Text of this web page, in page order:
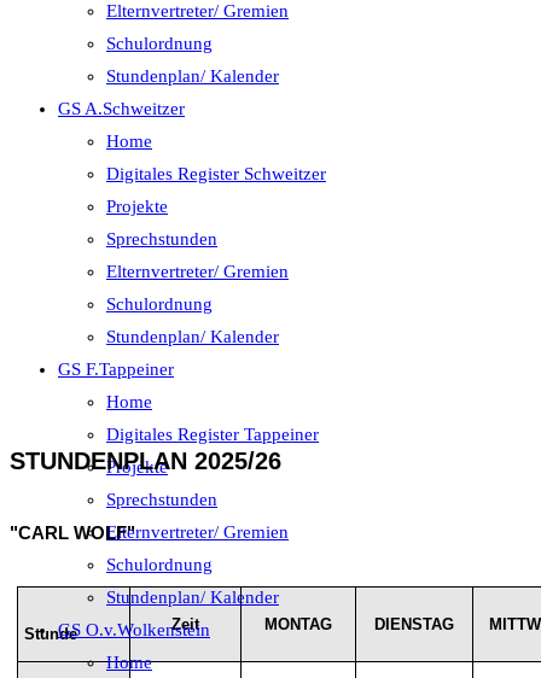
Elternvertreter/ Gremien
Schulordnung
Stundenplan/ Kalender
GS A.Schweitzer
Home
Digitales Register Schweitzer
Projekte
Sprechstunden
Elternvertreter/ Gremien
Schulordnung
Stundenplan/ Kalender
GS F.Tappeiner
Home
Digitales Register Tappeiner
Projekte
Sprechstunden
Elternvertreter/ Gremien
Schulordnung
Stundenplan/ Kalender
GS O.v.Wolkenstein
Home
STUNDENPLAN 2025/26
"CARL WOLF"
Stunde
Zeit MONTAG DIENSTAG